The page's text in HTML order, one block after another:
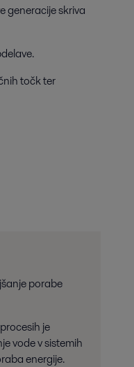
generacije skriva
točk ter
porabe
je
vode v sistemih
energije.